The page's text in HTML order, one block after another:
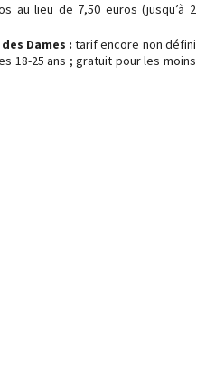
au lieu de 7,50 euros (jusqu’à 2
Dames :tarif encore non défini
18-25 ans ; gratuit pour les moins